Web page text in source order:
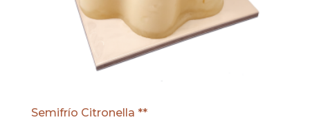
Semifrío Citronella **